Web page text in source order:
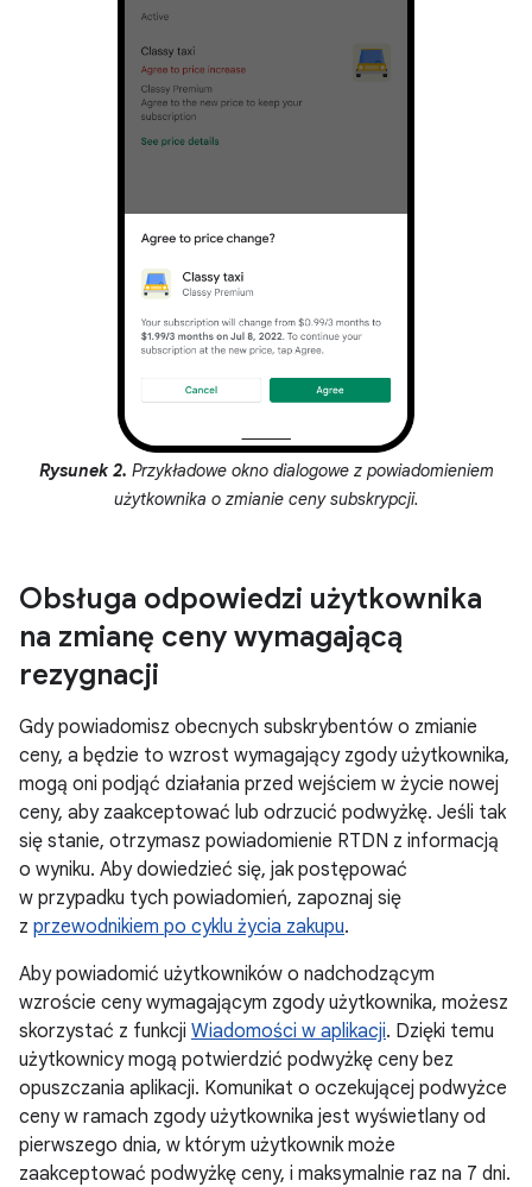
Rysunek 2. Przykładowe okno dialogowe z powiadomieniem
użytkownika o zmianie ceny subskrypcji.
Obsługa odpowiedzi użytkownika
na zmianę ceny wymagającą
rezygnacji
Gdy powiadomisz obecnych subskrybentów o zmianie
ceny, a będzie to wzrost wymagający zgody użytkownika,
mogą oni podjąć działania przed wejściem w życie nowej
ceny, aby zaakceptować lub odrzucić podwyżkę. Jeśli tak
się stanie, otrzymasz powiadomienie RTDN z informacją
o wyniku. Aby dowiedzieć się, jak postępować
w przypadku tych powiadomień, zapoznaj się
z przewodnikiem po cyklu życia zakupu.
Aby powiadomić użytkowników o nadchodzącym
wzroście ceny wymagającym zgody użytkownika, możesz
skorzystać z funkcji Wiadomości w aplikacji. Dzięki temu
użytkownicy mogą potwierdzić podwyżkę ceny bez
opuszczania aplikacji. Komunikat o oczekującej podwyżce
ceny w ramach zgody użytkownika jest wyświetlany od
pierwszego dnia, w którym użytkownik może
zaakceptować podwyżkę ceny, i maksymalnie raz na 7 dni.